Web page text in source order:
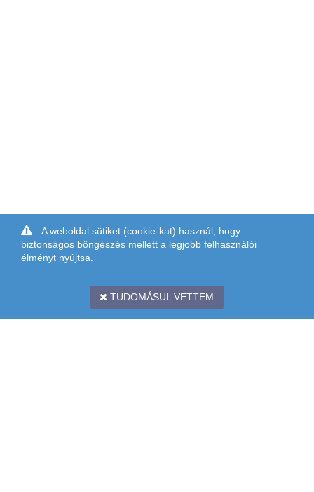
A weboldal sütiket (cookie-kat) használ, hogy
biztonságos böngészés mellett a legjobb felhasználói
élményt nyújtsa.
TUDOMÁSUL VETTEM